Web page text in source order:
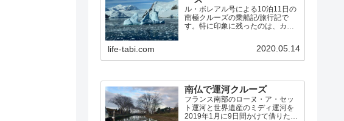
ル・ボレアル号による10泊11日の
南極クルーズの乗船記/旅行記で
す。特に印象に残ったのは、カヤ
ラシを間近に見たゾディアック・
クルーズ、ルメール海峡の氷河と
life-tabi.com 2020.05.14
南仏で運河クルーズ
フランス南部のローヌ・ア・セッ
ト運河と世界遺産のミディ運河を
2019年1月に9日間かけて借りたボ